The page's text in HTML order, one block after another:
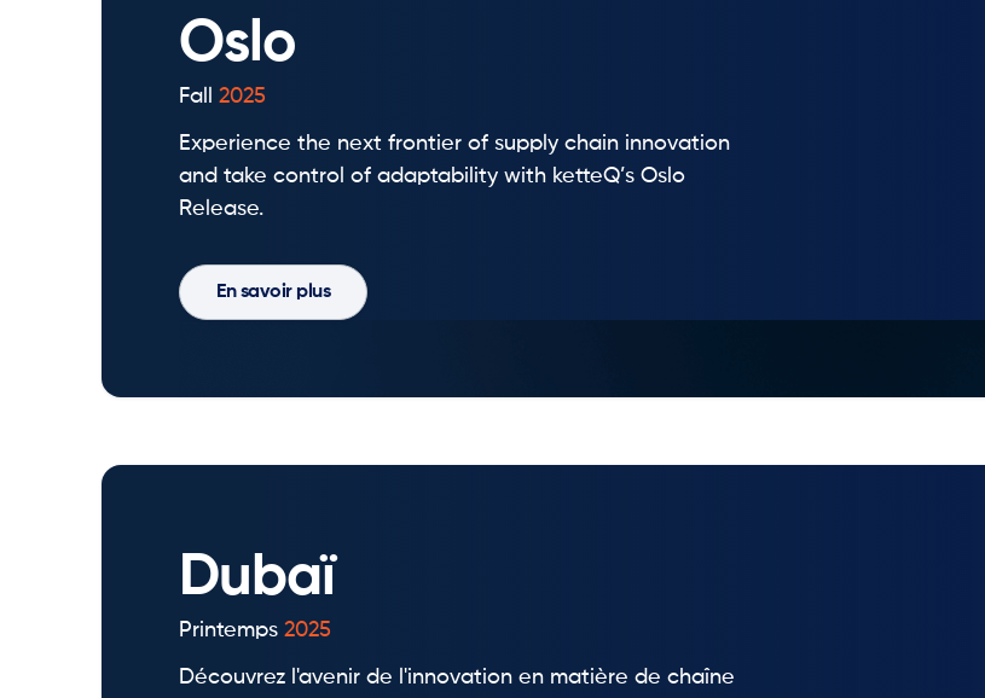
Oslo
Fall 2025
Experience the next frontier of supply chain innovation
and take control of adaptability with ketteQ’s Oslo
Release.
En savoir plus
Dubaï
Printemps 2025
Découvrez l'avenir de l'innovation en matière de chaîne